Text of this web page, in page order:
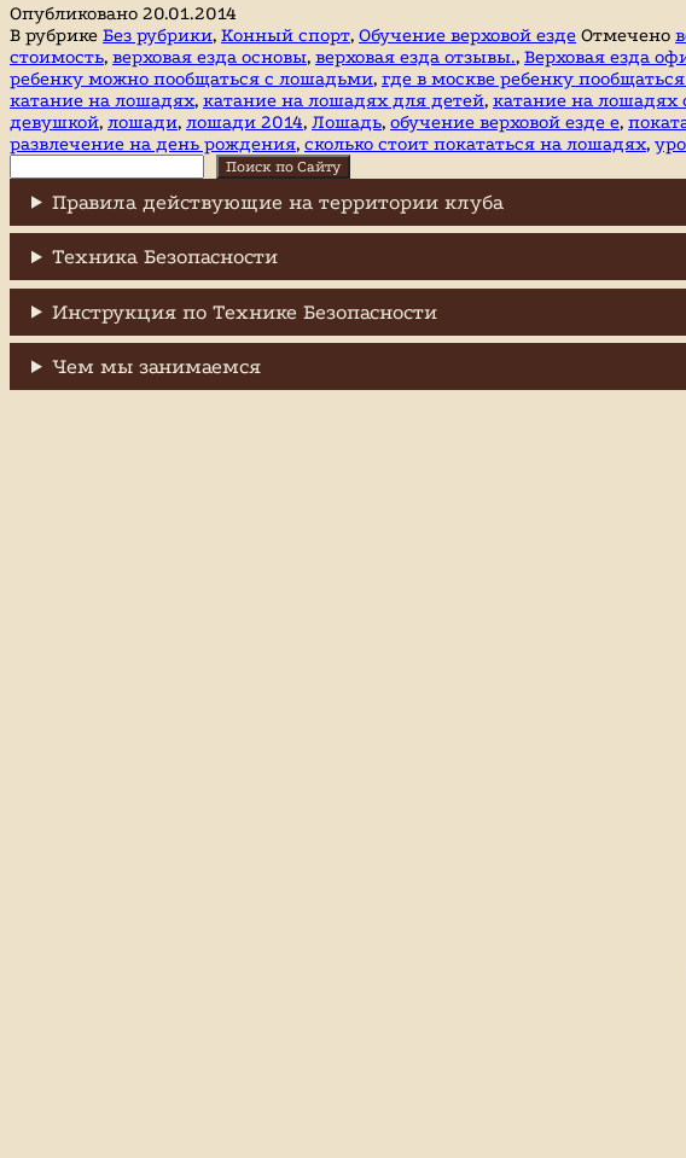
и
конный
спорт
Опубликовано 20.01.2014
В рубрике Без рубрики, Конный спорт, Обучение верховой езде Отмечено
стоимость, верховая езда основы, верховая езда отзывы., Верховая езда
ребенку можно пообщаться с лошадьми, где в москве ребенку
катание на лошадях, катание на лошадях для детей, катание на лошадях
девушкой, лошади, лошади 2014, Лошадь, обучение верховой езде е,
развлечение на день рождения, сколько стоит покататься на лошадях,
Поиск по Сайту
Правила действующие на территории клуба
Техника Безопасности
Инструкция по Технике Безопасности
Чем мы занимаемся